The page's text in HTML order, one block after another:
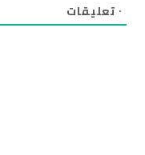
٠ تعليقات